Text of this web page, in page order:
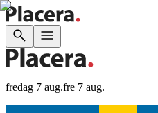
fredag 7 aug.fre 7 aug.